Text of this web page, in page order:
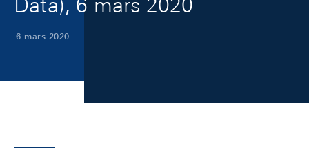
Data), 6 mars 2020
6 mars 2020